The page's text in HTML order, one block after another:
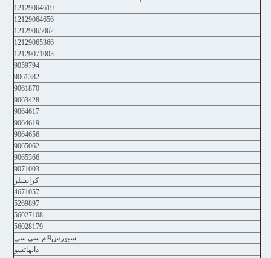
12129064619
12129064656
12129065062
12129065366
12129071003
9059794
9061382
9061870
9063428
9064617
9064619
9064656
9065062
9065366
9071003
كرايسلر
4671057
5269897
56027108
56028179
سبورس9ام سي سي
دايهاتسو